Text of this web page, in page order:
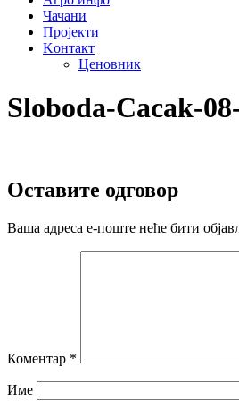
Чачани
Пројекти
Kонтакт
Ценовник
Sloboda-Cacak-
Оставите одговор
Ваша адреса е-поште неће бити
Коментар *
Име